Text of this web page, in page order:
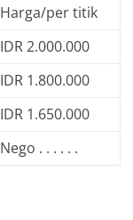
Harga/per titik
IDR 2.000.000
IDR 1.800.000
IDR 1.650.000
Nego . . . . . .